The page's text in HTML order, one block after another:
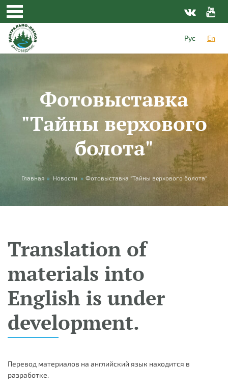
Skip to main content
Рус
En
Фотовыставка
"Тайны верхового
болота"
You are here
Главная » Новости » Фотовыставка "Тайны верхового болота"
Translation of
materials into
English is under
development.
Перевод материалов на английский язык находится в
разработке.